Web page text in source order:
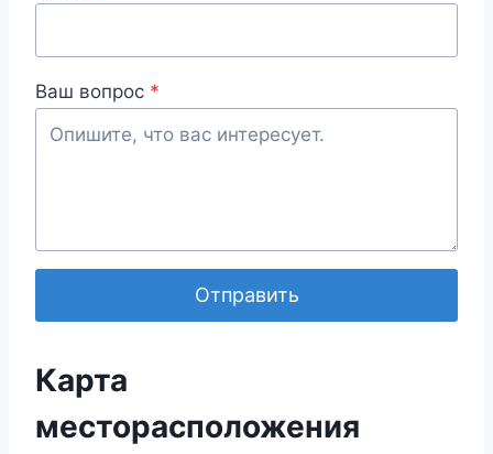
Ваш вопрос *
Отправить
Карта
месторасположения